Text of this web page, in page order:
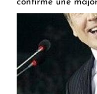
confirme une